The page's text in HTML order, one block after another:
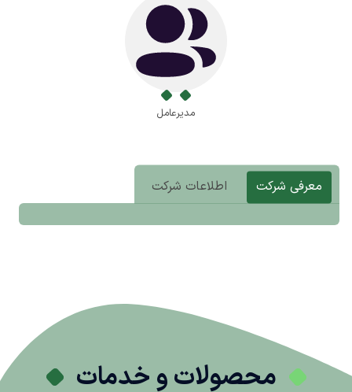
مدیرعامل
معرفی شرکت اطلاعات شرکت
محصولات و خدمات